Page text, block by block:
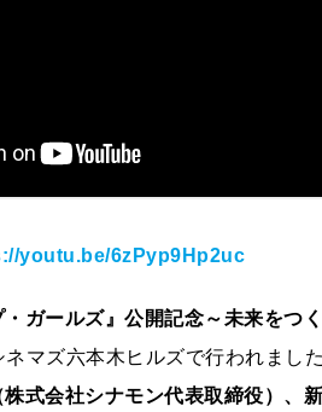
youtu.be/6zPyp9Hp2uc
ガールズ』公開記念～未来をつ
マズ六本木ヒルズで行われまし
式会社シナモン代表取締役）、